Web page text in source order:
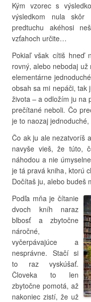
Kým vzorec s
výsledkom nula
predtuchu akéhosi
vzťahoch určite…
Pokiaľ však cítiš hneď
rovný, alebo nebodaj
elementárne
obsah sa mi nepáči, tak
života – a odložím ju na
prečítané neboli. Čo
je to naozaj
Čo ak ju ale nezatvoríš
navyše vieš, že túto,
náhodou a nie
je tá pravá kniha, ktorú
Dočítaš ju, alebo budeš
Podľa mňa je čítanie
dvoch kníh naraz
blbosť a zbytočne
náročné,
vyčerpávajúce a
nesprávne. Stačí si
to raz vyskúšať.
Človeka to len
zbytočne pomotá, až
nakoniec zistí, že už